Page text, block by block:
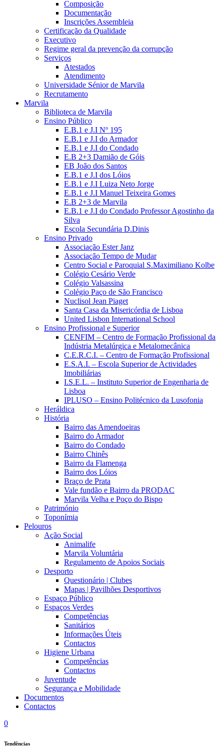
Composição
Documentação
Inscrições Assembleia
Certificação da Qualidade
Executivo
Regime geral da prevenção da corrupção
Serviços
Atestados
Atendimento
Universidade Sénior de Marvila
Recrutamento
Marvila
Biblioteca de Marvila
Ensino Público
E.B.1 e J.I Nº 195
E.B.1 e J.I do Armador
E.B.1 e J.I do Condado
E.B 2+3 Damião de Góis
EB João dos Santos
E.B.1 e J.I dos Lóios
E.B.1 e J.I Luiza Neto Jorge
E.B.1 e J.I Manuel Teixeira Gomes
E.B 2+3 de Marvila
E.B.1 e J.I do Condado Professor Agostinho da
Silva
Escola Secundária D.Dinis
Ensino Privado
Associação Ester Janz
Associação Tempo de Mudar
Centro Social e Paroquial S.Maximiliano Kolbe
Colégio Cesário Verde
Colégio Valsassina
Colégio Paço de São Francisco
Nuclisol Jean Piaget
Santa Casa da Misericórdia de Lisboa
United Lisbon International School
Ensino Profissional e Superior
CENFIM – Centro de Formação Profissional da
Indústria Metalúrgica e Metalomecânica
C.E.R.C.I. – Centro de Formação Profissional
E.S.A.I. – Escola Superior de Actividades
Imobiliárias
I.S.E.L. – Instituto Superior de Engenharia de
Lisboa
IPLUSO – Ensino Politécnico da Lusofonia
Heráldica
História
Bairro das Amendoeiras
Bairro do Armador
Bairro do Condado
Bairro Chinês
Bairro da Flamenga
Bairro dos Lóios
Braço de Prata
Vale fundão e Bairro da PRODAC
Marvila Velha e Poço do Bispo
Património
Toponímia
Pelouros
Ação Social
Animalife
Marvila Voluntária
Regulamento de Apoios Sociais
Desporto
Questionário | Clubes
Mapas | Pavilhões Desportivos
Espaço Público
Espaços Verdes
Competências
Sanitários
Informações Úteis
Contactos
Higiene Urbana
Competências
Contactos
Juventude
Segurança e Mobilidade
Documentos
Contactos
0
Tendências